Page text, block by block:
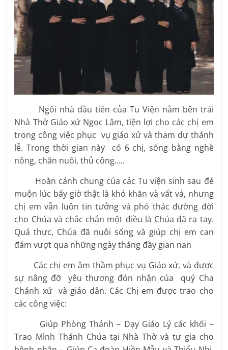
Ngôi nhà đầu tiên của Tu Viện nằm bên trái
Nhà Thờ Giáo xứ Ngọc Lâm, tiện lợi cho các chị em
trong công việc phục vụ giáo xứ và tham dự thánh
lễ. Trong thời gian này có 6 chị, sống bằng nghề
nông, chăn nuôi, thủ công…..
Hoàn cảnh chung của các Tu viện sinh sau đẻ
muộn lúc bấy giờ thật là khó khăn và vất vả, nhưng
chị em vẫn luôn tin tưởng và phó thác đường đời
cho Chúa và chắc chắn một điều là Chúa đã ra tay.
Quả thực, Chúa đã nuôi sống và giúp chị em can
đảm vượt qua những ngày tháng đầy gian nan
Các chị em âm thầm phục vụ Giáo xứ, và được
sự nâng đỡ yêu thương đón nhận của quý Cha
Chánh xứ và giáo dân. Các Chị em được trao cho
các công việc:
Giúp Phòng Thánh – Dạy Giáo Lý các khối –
Trao Mình Thánh Chúa tại Nhà Thờ và tư gia cho